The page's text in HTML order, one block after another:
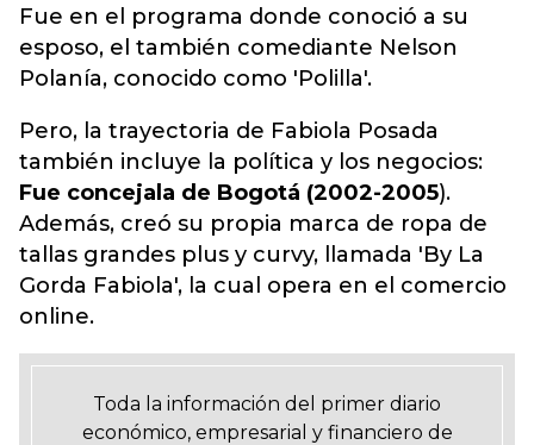
Fue en el programa donde conoció a su
esposo, el también comediante Nelson
Polanía, conocido como 'Polilla'.
Pero, la trayectoria de Fabiola Posada
también incluye la política y los negocios:
Fue concejala de Bogotá (2002-2005).
Además, creó su propia marca de ropa de
tallas grandes plus y curvy, llamada 'By La
Gorda Fabiola', la cual opera en el comercio
online.
Toda la información del primer diario
económico, empresarial y financiero de